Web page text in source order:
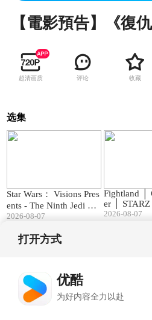
超清画质 评论 收藏
选集
Star Wars： Visions Pres
ents - The Ninth Jedi ｜
Official Trailer
2026-08-07
Fightland │
er │ STARZ
2026-08-07
打开方式
优酷
为好内容全力以赴